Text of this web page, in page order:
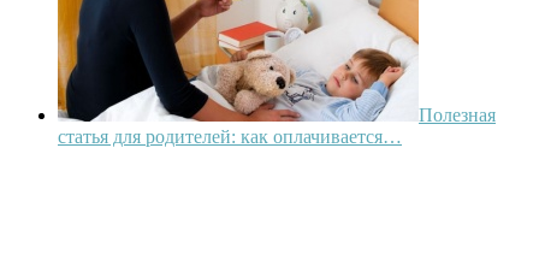
Полезная
статья для родителей: как оплачивается…